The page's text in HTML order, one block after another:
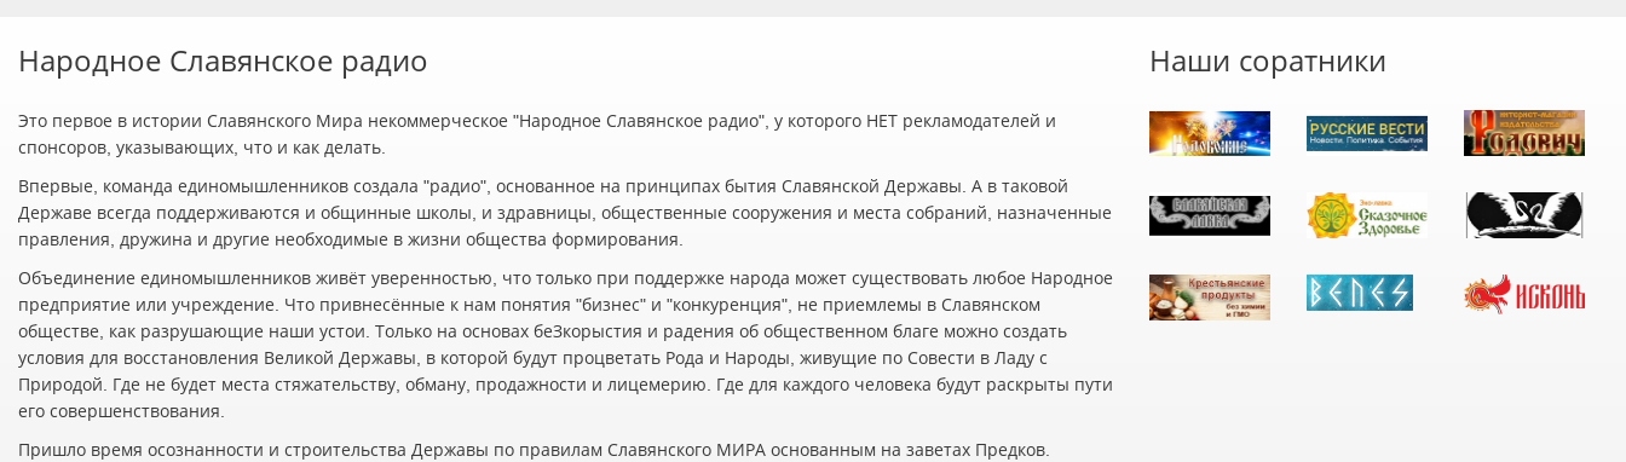
Народное Славянское радио
Это первое в истории Славянского Мира некоммерческое "Народное Славянское радио", у которого НЕТ рекламодателей и
спонсоров, указывающих, что и как делать.
Впервые, команда единомышленников создала "радио", основанное на принципах бытия Славянской Державы. А в таковой
Державе всегда поддерживаются и общинные школы, и здравницы, общественные сооружения и места собраний, назначенные
правления, дружина и другие необходимые в жизни общества формирования.
Объединение единомышленников живёт уверенностью, что только при поддержке народа может существовать любое Народное
предприятие или учреждение. Что привнесённые к нам понятия "бизнес" и "конкуренция", не приемлемы в Славянском
обществе, как разрушающие наши устои. Только на основах беЗкорыстия и радения об общественном благе можно создать
условия для восстановления Великой Державы, в которой будут процветать Рода и Народы, живущие по Совести в Ладу с
Природой. Где не будет места стяжательству, обману, продажности и лицемерию. Где для каждого человека будут раскрыты пути
его совершенствования.
Пришло время осознанности и строительства Державы по правилам Славянского МИРА основанным на заветах Предков.
Наши соратники